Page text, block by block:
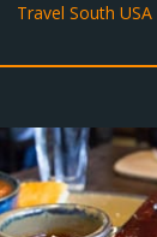
Travel South USA